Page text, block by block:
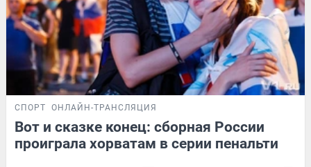
СПОРТ ОНЛАЙН-ТРАНСЛЯЦИЯ
Вот и сказке конец: сборная России
проиграла хорватам в серии пенальти